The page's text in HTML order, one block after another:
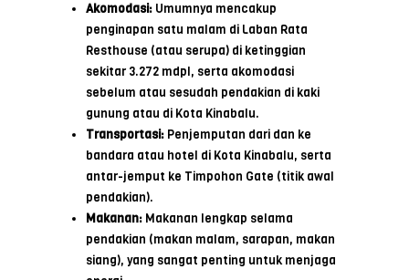
Akomodasi: Umumnya mencakup
penginapan satu malam di Laban Rata
Resthouse (atau serupa) di ketinggian
sekitar 3.272 mdpl, serta akomodasi
sebelum atau sesudah pendakian di kaki
gunung atau di Kota Kinabalu.
Transportasi: Penjemputan dari dan ke
bandara atau hotel di Kota Kinabalu, serta
antar-jemput ke Timpohon Gate (titik awal
pendakian).
Makanan: Makanan lengkap selama
pendakian (makan malam, sarapan, makan
siang), yang sangat penting untuk menjaga